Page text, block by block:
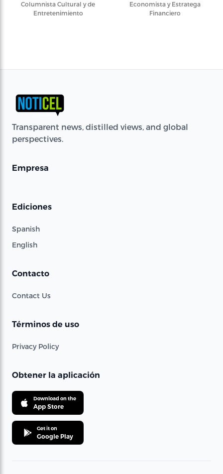
Columnista Cultural y de
Entretenimiento
Economista y Estratega
Financiero
Transparent news, distilled views, and global
perspectives.
Empresa
Ediciones
Spanish
English
Contacto
Contact Us
Términos de uso
Privacy Policy
Obtener la aplicación
Download on the
App Store
Get it on
Google Play